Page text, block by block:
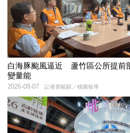
白海豚颱風逼近 蘆竹區公所提前
變量能
記者黃駿騏／桃園報導
2026-08-07